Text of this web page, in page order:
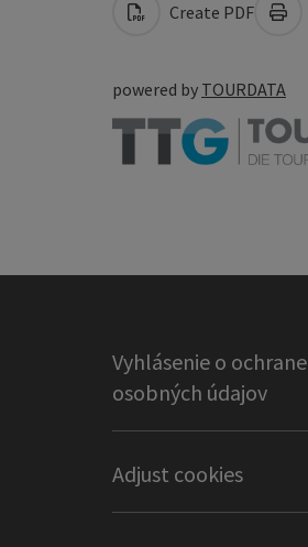
Create PDF
powered by TOURDATA
Vyhlásenie o ochrane
osobných údajov
Adjust cookies